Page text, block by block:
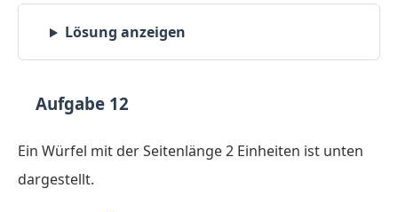
Lösung anzeigen
Aufgabe 12
Ein Würfel mit der Seitenlänge 2 Einheiten ist unten
dargestellt.